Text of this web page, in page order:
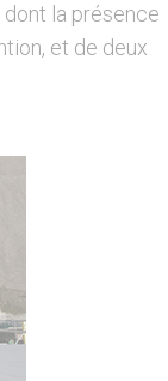
dont la présence
et de deux